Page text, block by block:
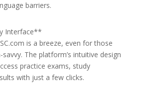
barriers.
Interface**
is a breeze, even for those
The platform’s intuitive design
practice exams, study
with just a few clicks.